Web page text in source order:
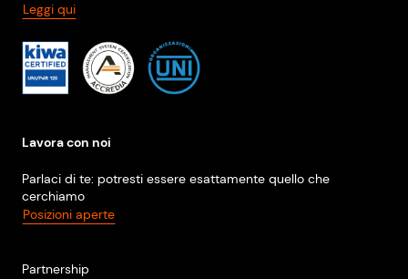
Leggi qui
Lavora con noi
Parlaci di te: potresti essere esattamente quello che
cerchiamo
Posizioni aperte
Partnership